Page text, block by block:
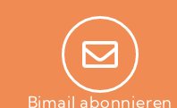
Bimail abonnieren